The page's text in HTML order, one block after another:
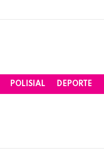
POLISIAL DEPORTE